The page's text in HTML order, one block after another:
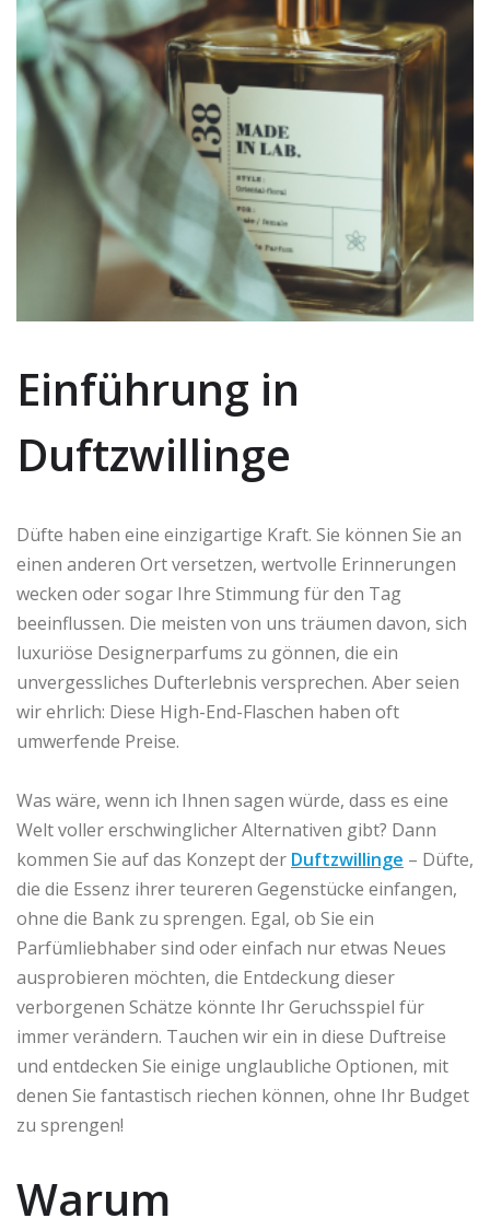
Einführung in
Duftzwillinge
Düfte haben eine einzigartige Kraft. Sie können Sie an
einen anderen Ort versetzen, wertvolle Erinnerungen
wecken oder sogar Ihre Stimmung für den Tag
beeinflussen. Die meisten von uns träumen davon, sich
luxuriöse Designerparfums zu gönnen, die ein
unvergessliches Dufterlebnis versprechen. Aber seien
wir ehrlich: Diese High-End-Flaschen haben oft
umwerfende Preise.
Was wäre, wenn ich Ihnen sagen würde, dass es eine
Welt voller erschwinglicher Alternativen gibt? Dann
kommen Sie auf das Konzept der Duftzwillinge – Düfte,
die die Essenz ihrer teureren Gegenstücke einfangen,
ohne die Bank zu sprengen. Egal, ob Sie ein
Parfümliebhaber sind oder einfach nur etwas Neues
ausprobieren möchten, die Entdeckung dieser
verborgenen Schätze könnte Ihr Geruchsspiel für
immer verändern. Tauchen wir ein in diese Duftreise
und entdecken Sie einige unglaubliche Optionen, mit
denen Sie fantastisch riechen können, ohne Ihr Budget
zu sprengen!
Warum